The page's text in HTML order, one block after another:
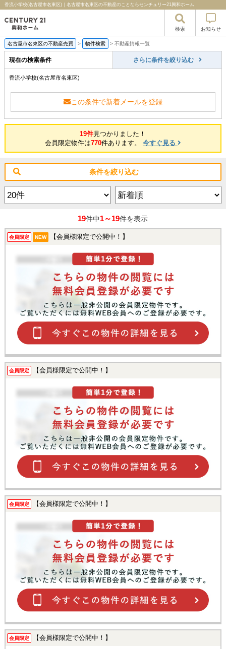
香流小学校(名古屋市名東区)｜名古屋市名東区の不動産のことならセンチュリー21興和ホーム
検索 お知らせ
名古屋市名東区の不動産売買 > 物件検索 > 不動産情報一覧
現在の検索条件 さらに条件を絞り込む
香流小学校(名古屋市名東区)
この条件で新着メールを登録
19件見つかりました！
会員限定物件は770件あります。 今すぐ見る
条件を絞り込む
19件中1～19件を表示
会員限定 NEW 【会員様限定で公開中！】
会員限定 【会員様限定で公開中！】
会員限定 【会員様限定で公開中！】
会員限定 【会員様限定で公開中！】